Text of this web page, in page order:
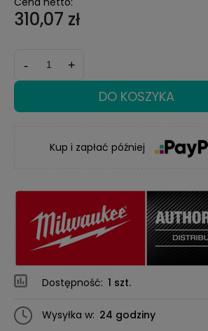
310,07 zł
- +
DO KOSZYKA
Kup i zapłać później
Dostępność: 1 szt.
Wysyłka w: 24 godziny